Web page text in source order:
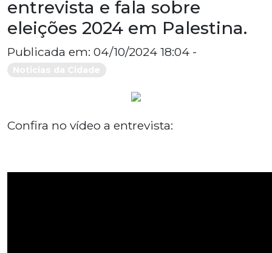
entrevista e fala sobre
eleições 2024 em Palestina.
Publicada em: 04/10/2024 18:04 -
Confira no vídeo a entrevista: